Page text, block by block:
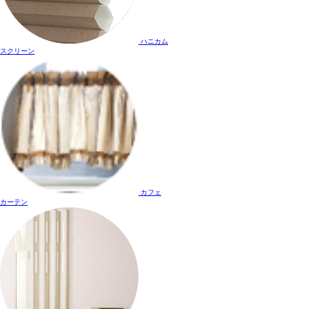
ハニカム
スクリーン
カフェ
カーテン